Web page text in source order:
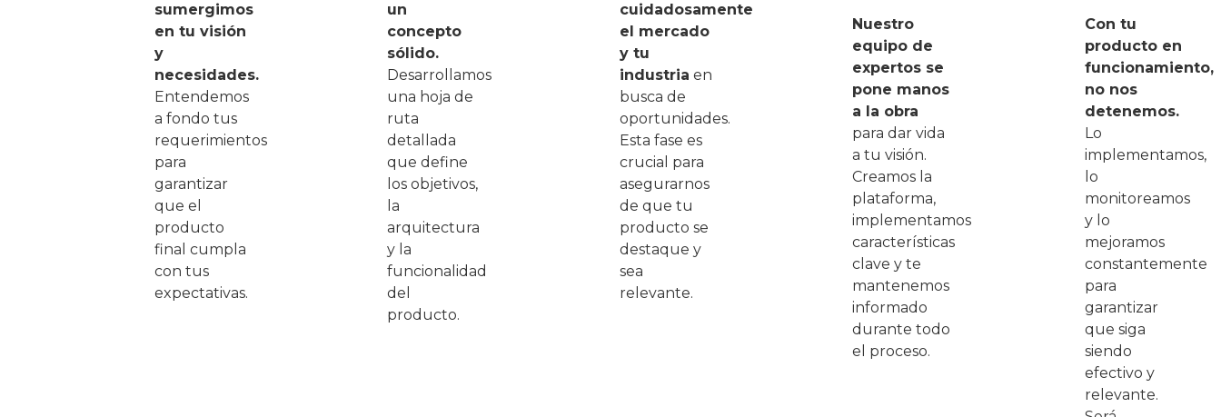
sumergimos
en tu visión
y
necesidades.
Entendemos
a fondo tus
requerimientos
para
garantizar
que el
producto
final cumpla
con tus
expectativas.
un
concepto
sólido.
Desarrollamos
una hoja de
ruta
detallada
que define
los objetivos,
la
arquitectura
y la
funcionalidad
del
producto.
cuidadosamente
el mercado
y tu
industria en
busca de
oportunidades.
Esta fase es
crucial para
asegurarnos
de que tu
producto se
destaque y
sea
relevante.
Nuestro
equipo de
expertos se
pone manos
a la obra
para dar vida
a tu visión.
Creamos la
plataforma,
implementamos
características
clave y te
mantenemos
informado
durante todo
el proceso.
Con tu
producto en
funcionamiento,
no nos
detenemos.
Lo
implementamos,
lo
monitoreamos
y lo
mejoramos
constantemente
para
garantizar
que siga
siendo
efectivo y
relevante.